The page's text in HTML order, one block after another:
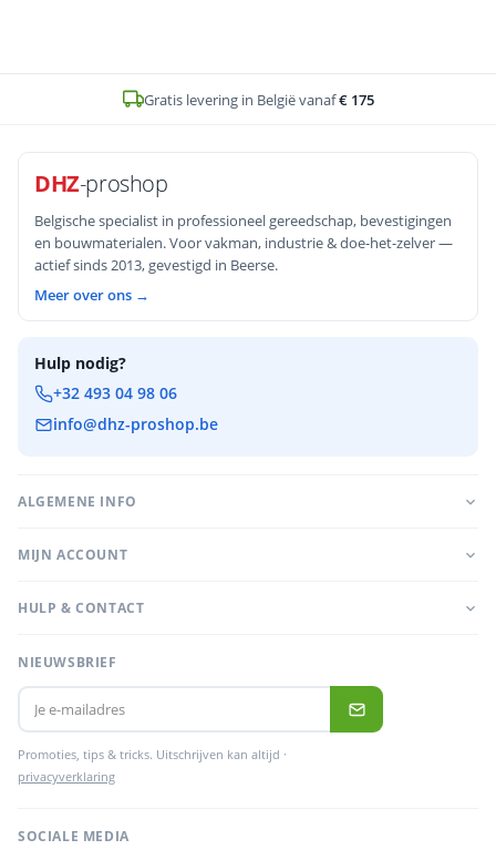
Op voorraad en voor16ubesteld, zelfde werkdag verstuurd
DHZ-proshop
Belgische specialist in professioneel gereedschap, bevestigingen
en bouwmaterialen. Voor vakman, industrie & doe-het-zelver —
actief sinds 2013, gevestigd in Beerse.
Meer over ons →
Hulp nodig?
+32 493 04 98 06
info@dhz-proshop.be
ALGEMENE INFO
MIJN ACCOUNT
HULP & CONTACT
NIEUWSBRIEF
Promoties, tips & tricks. Uitschrijven kan altijd ·
privacyverklaring
SOCIALE MEDIA